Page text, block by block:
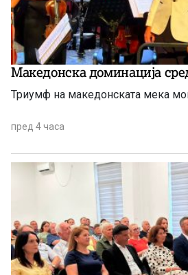
Македонска доминација
Триумф на македонската мека
пред 4 часа